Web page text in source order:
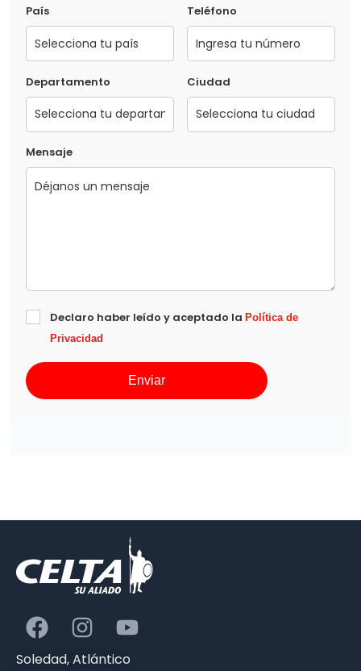
País Teléfono
Departamento Ciudad
Mensaje
Declaro haber leído y aceptado la Política de
Privacidad
Enviar
Soledad, Atlántico